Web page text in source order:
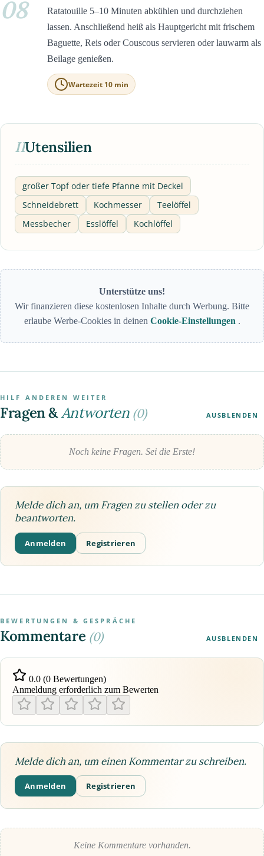
08
Ratatouille 5–10 Minuten abkühlen und durchziehen
lassen. Anschließend heiß als Hauptgericht mit frischem
Baguette, Reis oder Couscous servieren oder lauwarm als
Beilage genießen.
Wartezeit 10 min
IIUtensilien
großer Topf oder tiefe Pfanne mit Deckel
Schneidebrett
Kochmesser
Teelöffel
Messbecher
Esslöffel Kochlöffel
Unterstütze uns!
Wir finanzieren diese kostenlosen Inhalte durch Werbung. Bitte
erlaube Werbe-Cookies in deinen Cookie-Einstellungen .
HILF ANDEREN WEITER
Fragen &Antworten (0) AUSBLENDEN
Noch keine Fragen. Sei die Erste!
Melde dich an, um Fragen zu stellen oder zu
beantworten.
Anmelden Registrieren
BEWERTUNGEN & GESPRÄCHE
Kommentare (0) AUSBLENDEN
0.0 (0 Bewertungen)
Anmeldung erforderlich zum Bewerten
Melde dich an, um einen Kommentar zu schreiben.
Anmelden Registrieren
Keine Kommentare vorhanden.